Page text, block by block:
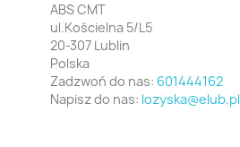
ABS CMT
ul.Kościelna 5/L5
20-307 Lublin
Polska
Zadzwoń do nas: 601444162
Napisz do nas: lozyska@elub.pl